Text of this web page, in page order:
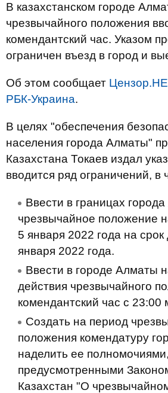
В казахстанском городе
чрезвычайного положения
комендантский час. Указом
ограничен въезд в город и
Об этом сообщает
РБК-Украина.
В целях "обеспечения
населения города Алматы"
Казахстана Токаев издал
вводится ряд ограничений, в
Ввести в границах
чрезвычайное положение
5 января 2022 года на
января 2022 года.
Ввести в городе Алматы
действия чрезвычайного
комендантский час с 23:00
Создать на период
положения комендатуру
наделить ее полномочиями,
предусмотренными
Казахстан "О